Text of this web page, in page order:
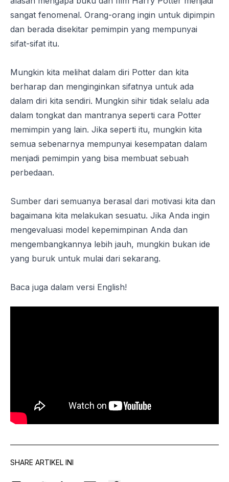
sangat fenomenal. Orang-orang ingin untuk dipimpin
dan berada disekitar pemimpin yang mempunyai
sifat-sifat itu.
Mungkin kita melihat dalam diri Potter dan kita
berharap dan menginginkan sifatnya untuk ada
dalam diri kita sendiri. Mungkin sihir tidak selalu ada
dalam tongkat dan mantranya seperti cara Potter
memimpin yang lain. Jika seperti itu, mungkin kita
semua sebenarnya mempunyai kesempatan dalam
menjadi pemimpin yang bisa membuat sebuah
perbedaan.
Sumber dari semuanya berasal dari motivasi kita dan
bagaimana kita melakukan sesuatu. Jika Anda ingin
mengevaluasi model kepemimpinan Anda dan
mengembangkannya lebih jauh, mungkin bukan ide
yang buruk untuk mulai dari sekarang.
Baca juga dalam versi English!
SHARE ARTIKEL INI